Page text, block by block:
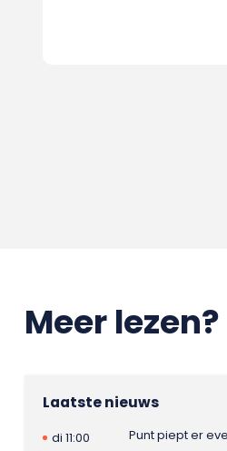
Meer lezen?
Laatste nieuws
di 11:00
Punt piept er